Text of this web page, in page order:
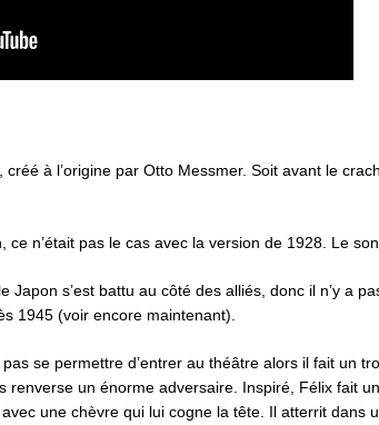
, créé à l’origine par Otto Messmer. Soit avant le
n’était pas le cas avec la version de 1928. Le
Japon s’est battu au côté des alliés, donc il n’y a
1945 (voir encore maintenant).
pas se permettre d’entrer au théâtre alors il fait un
renverse un énorme adversaire. Inspiré, Félix fait
une chèvre qui lui cogne la tête. Il atterrit dans